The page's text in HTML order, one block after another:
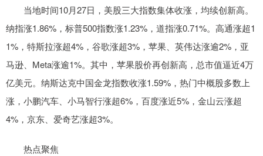
当地时间10月27日，美股三大指数集体收涨，均续创新高。
纳指涨1.86%，标普500指数涨1.23%，道指涨0.71%。高通涨超1
1%，特斯拉涨超4%，谷歌涨超3%，苹果、英伟达涨逾2%，亚
马逊、Meta涨逾1%。其中，苹果股价再创新高，总市值逼近4万
亿美元。纳斯达克中国金龙指数收涨1.59%，热门中概股多数上
涨，小鹏汽车、小马智行涨超6%，百度涨近5%，金山云涨超
4%，京东、爱奇艺涨超3%。
热点聚焦